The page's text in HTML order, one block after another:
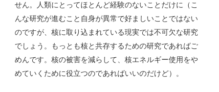
せん。人類にとってほとんど経験のないことだけに（こ
んな研究が進むこと自身が異常で好ましいことではない
のですが、核に取り込まれている現実では不可欠な研究
でしょう。もっとも核と共存するための研究であればご
めんです。核の被害を減らして、核エネルギー使用をや
めていくために役立つのであればいいのだけど）。